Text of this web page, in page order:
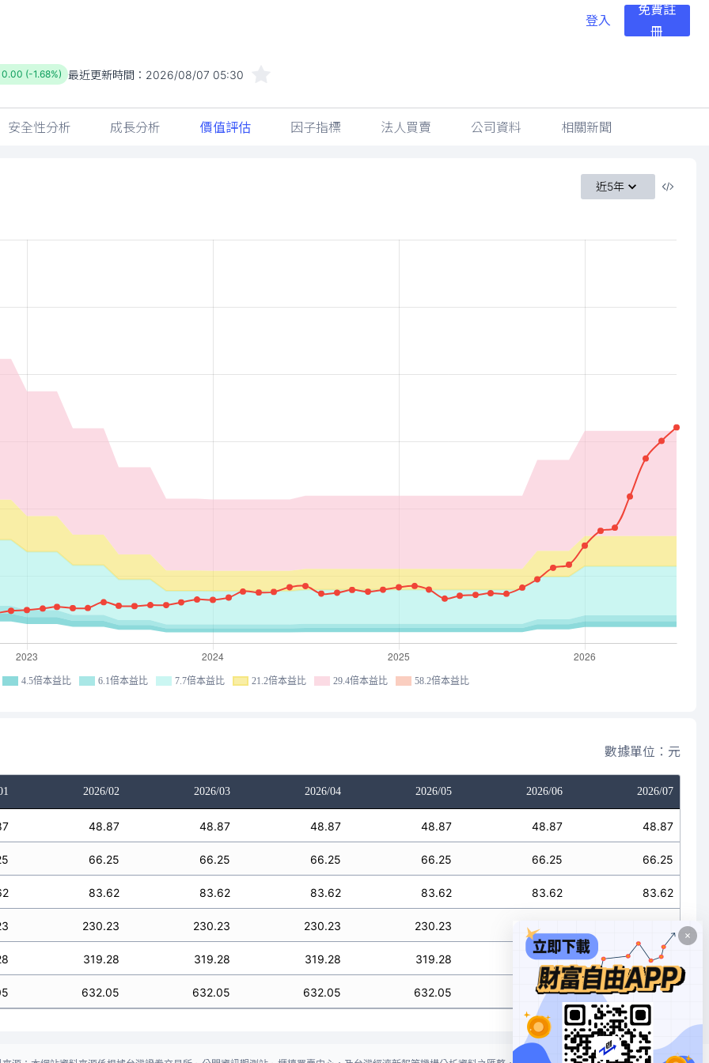
登入
免費註
冊
(-1.68%) 最近更新時間： 2026/08/07 05:30
安全性分析 成長分析 價值評估 因子指標 法人買賣 公司資料 相關新聞
近5年
4.5倍本益比 6.1倍本益比 7.7倍本益比 21.2倍本益比 29.4倍本益比 58.2倍本益比
數據單位：元
2026/02 2026/03 2026/04 2026/05 2026/06 2026/07
48.87 48.87 48.87 48.87 48.87 48.87
66.25 66.25 66.25 66.25 66.25 66.25
83.62 83.62 83.62 83.62 83.62 83.62
230.23 230.23 230.23 230.23 230.23
319.28 319.28 319.28 319.28 319.28 319.28
632.05 632.05 632.05 632.05 632.05 632.05